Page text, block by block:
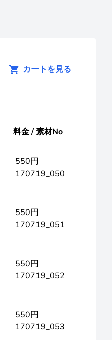
カートを見る
料金 / 素材No
550円
170719_050
550円
170719_051
550円
170719_052
550円
170719_053